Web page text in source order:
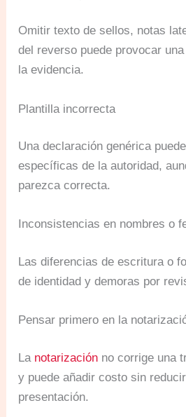
Omitir texto de sellos, notas
del reverso puede provocar
la evidencia.
Plantilla incorrecta
Una declaración genérica
específicas de la autoridad,
parezca correcta.
Inconsistencias en nombres o
Las diferencias de escritura o
de identidad y demoras por
Pensar primero en la
La notarización no corrige una
y puede añadir costo sin
presentación.